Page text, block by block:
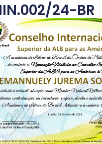
24-BR